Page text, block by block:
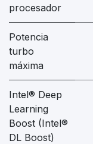
procesador
Potencia
turbo
máxima
Intel® Deep
Learning
Boost (Intel®
DL Boost)